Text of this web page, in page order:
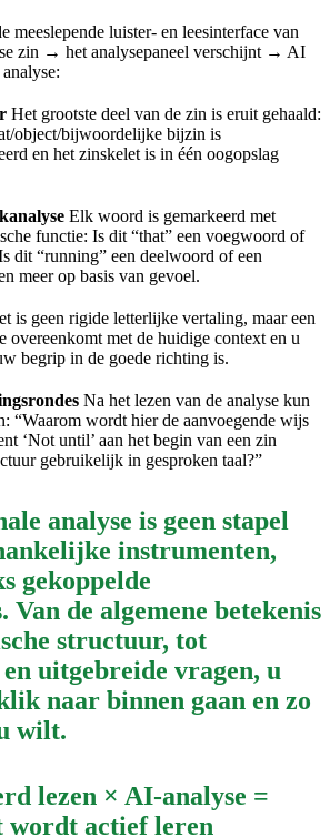
meeslepende luister- en leesinterface van
zin → het analysepaneel verschijnt → AI
Het grootste deel van de zin is eruit gehaald:
object/bijwoordelijke bijzin is
en het zinskelet is in één oogopslag
Elk woord is gemarkeerd met
functie: Is dit “that” een voegwoord of
dit “running” een deelwoord of een
meer op basis van gevoel.
is geen rigide letterlijke vertaling, maar een
overeenkomt met de huidige context en u
begrip in de goede richting is.
Na het lezen van de analyse kun
“Waarom wordt hier de aanvoegende wijs
‘Not until’ aan het begin van een zin
gebruikelijk in gesproken taal?”
analyse is geen stapel
instrumenten,
gekoppelde
Van de algemene betekenis
structuur, tot
uitgebreide vragen, u
naar binnen gaan en zo
wilt.
lezen × AI-analyse =
wordt actief leren